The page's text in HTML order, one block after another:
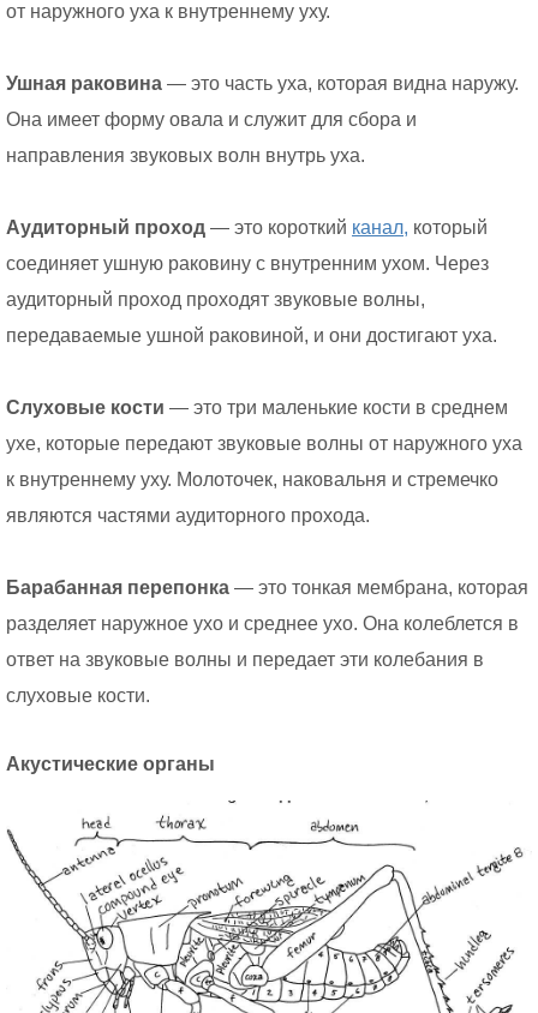
от наружного уха к внутреннему уху.
Ушная раковина — это часть уха, которая видна наружу.
Она имеет форму овала и служит для сбора и
направления звуковых волн внутрь уха.
Аудиторный проход — это короткий канал, который
соединяет ушную раковину с внутренним ухом. Через
аудиторный проход проходят звуковые волны,
передаваемые ушной раковиной, и они достигают уха.
Слуховые кости — это три маленькие кости в среднем
ухе, которые передают звуковые волны от наружного уха
к внутреннему уху. Молоточек, наковальня и стремечко
являются частями аудиторного прохода.
Барабанная перепонка — это тонкая мембрана, которая
разделяет наружное ухо и среднее ухо. Она колеблется в
ответ на звуковые волны и передает эти колебания в
слуховые кости.
Акустические органы